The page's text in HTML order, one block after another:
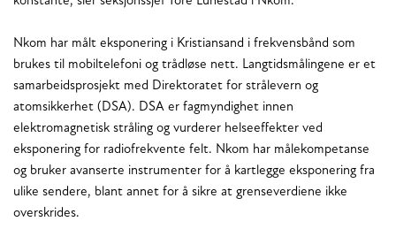
Nkom har målt eksponering i Kristiansand i frekvensbånd som
brukes til mobiltelefoni og trådløse nett. Langtidsmålingene er et
samarbeidsprosjekt med Direktoratet for strålevern og
atomsikkerhet (DSA). DSA er fagmyndighet innen
elektromagnetisk stråling og vurderer helseeffekter ved
eksponering for radiofrekvente felt. Nkom har målekompetanse
og bruker avanserte instrumenter for å kartlegge eksponering fra
ulike sendere, blant annet for å sikre at grenseverdiene ikke
overskrides.